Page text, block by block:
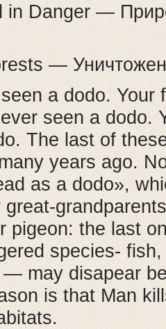
in Danger —
—
a dodo. Your
seen a dodo.
The last of
years ago.
as a dodo»,
great-
pigeon: the last
species-
— may disapear
is that Man